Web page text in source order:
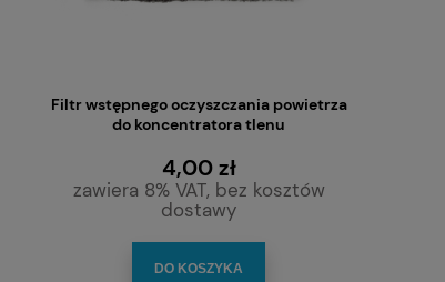
Filtr wstępnego oczyszczania powietrza
do koncentratora tlenu
4,00 zł
zawiera 8% VAT, bez kosztów
dostawy
DO KOSZYKA